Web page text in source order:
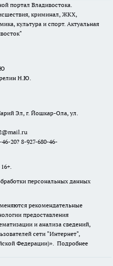
портал Владивостока.
криминал, ЖКХ,
культура и спорт. Актуальная
Н.Ю.
Эл, г. Йошкар-Ола, ул.
20? 8-927-680-46-
персональных данных
рекомендательные
предоставления
и анализа сведений,
сети "Интернет",
Федерации)». Подробнее